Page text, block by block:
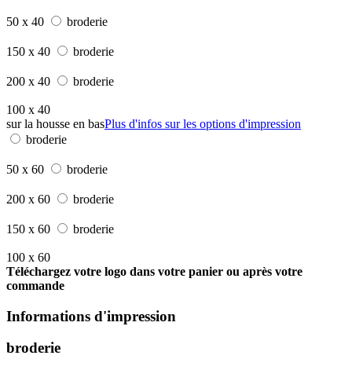
50 x 40 broderie
150 x 40 broderie
200 x 40 broderie
100 x 40
sur la housse en basPlus d'infos sur les options d'impression
broderie
50 x 60 broderie
200 x 60 broderie
150 x 60 broderie
100 x 60
Téléchargez votre logo dans votre panier ou après votre
commande
Informations d'impression
broderie